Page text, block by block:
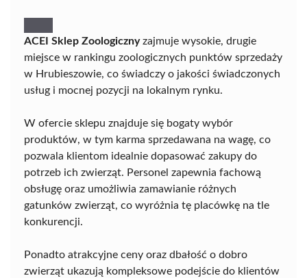
ACEI Sklep Zoologicznyzajmuje wysokie, drugie
miejsce w rankingu zoologicznych punktów sprzedaży
w Hrubieszowie, co świadczy o jakości świadczonych
usług i mocnej pozycji na lokalnym rynku.
W ofercie sklepu znajduje się bogaty wybór
produktów, w tym karma sprzedawana na wagę, co
pozwala klientom idealnie dopasować zakupy do
potrzeb ich zwierząt. Personel zapewnia fachową
obsługę oraz umożliwia zamawianie różnych
gatunków zwierząt, co wyróżnia tę placówkę na tle
konkurencji.
Ponadto atrakcyjne ceny oraz dbałość o dobro
zwierząt ukazują kompleksowe podejście do klientów